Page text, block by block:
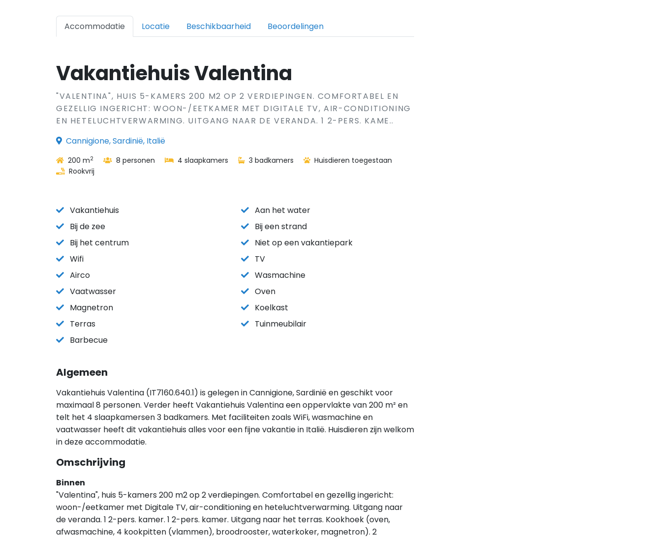
Accommodatie Locatie Beschikbaarheid Beoordelingen
Vakantiehuis Valentina
"VALENTINA", HUIS 5-KAMERS 200 M2 OP 2 VERDIEPINGEN. COMFORTABEL EN
GEZELLIG INGERICHT: WOON-/EETKAMER MET DIGITALE TV, AIR-CONDITIONING
EN HETELUCHTVERWARMING. UITGANG NAAR DE VERANDA. 1 2-PERS. KAME..
Cannigione, Sardinië, Italië
200 m2 8 personen 4 slaapkamers 3 badkamers
Huisdieren toegestaan
Rookvrij
Vakantiehuis
Aan het water
Bij de zee
Bij een strand
Bij het centrum
Niet op een vakantiepark
Wifi
TV
Airco
Wasmachine
Vaatwasser
Oven
Magnetron
Koelkast
Terras
Tuinmeubilair
Barbecue
Algemeen
Vakantiehuis Valentina (IT7160.640.1) is gelegen in Cannigione, Sardinië en geschikt voor
maximaal 8 personen. Verder heeft Vakantiehuis Valentina een oppervlakte van 200 m² en
telt het 4 slaapkamersen 3 badkamers. Met faciliteiten zoals WiFi, wasmachine en
vaatwasser heeft dit vakantiehuis alles voor een fijne vakantie in Italië. Huisdieren zijn welkom
in deze accommodatie.
Omschrijving
Binnen
"Valentina", huis 5-kamers 200 m2 op 2 verdiepingen. Comfortabel en gezellig ingericht:
woon-/eetkamer met Digitale TV, air-conditioning en heteluchtverwarming. Uitgang naar
de veranda. 1 2-pers. kamer. 1 2-pers. kamer. Uitgang naar het terras. Kookhoek (oven,
afwasmachine, 4 kookpitten (vlammen), broodrooster, waterkoker, magnetron). 2